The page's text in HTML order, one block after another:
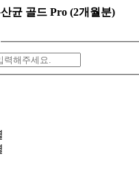
균 골드 Pro (2개월분)